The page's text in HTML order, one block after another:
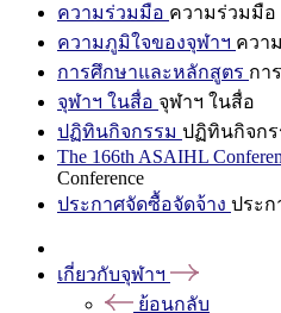
ความร่วมมือ ความร่วมมือ
ความภูมิใจของจุฬาฯ ควา
การศึกษาและหลักสูตร กา
จุฬาฯ ในสื่อ จุฬาฯ ในสื่อ
ปฏิทินกิจกรรม ปฏิทินกิจกร
The 166th ASAIHL
Conference
ประกาศจัดซื้อจัดจ้าง ประก
เกี่ยวกับจุฬาฯ
ย้อนกลับ